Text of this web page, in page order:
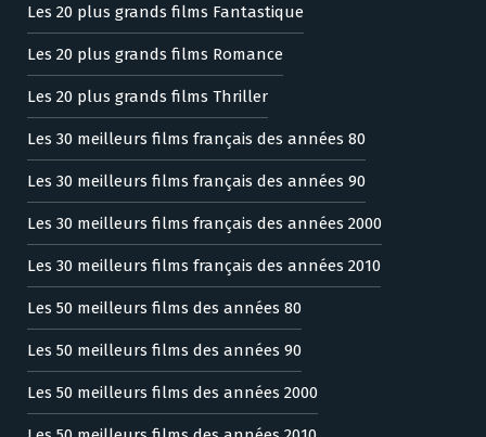
Les 20 plus grands films Fantastique
Les 20 plus grands films Romance
Les 20 plus grands films Thriller
Les 30 meilleurs films français des années 80
Les 30 meilleurs films français des années 90
Les 30 meilleurs films français des années 2000
Les 30 meilleurs films français des années 2010
Les 50 meilleurs films des années 80
Les 50 meilleurs films des années 90
Les 50 meilleurs films des années 2000